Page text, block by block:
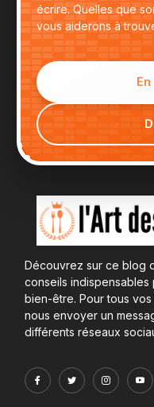
écrire. Quelles que
vous aiderons à
Découvrez sur ce blog
conseils
bien-être. Pour tous
nous envoyer un
différents réseaux